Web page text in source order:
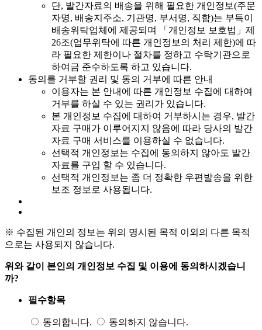
단, 발간자료의 배송을 위해 필요한 개인정보(주문
자명, 배송지주소, 기관명, 부서명, 직함)는 부득이
배송위탁업체에 제공되며 「개인정보 보호법」제
26조(업무위탁에 따른 개인정보의 처리 제한)에 따
라 필요한 제한이나 절차를 정하고 수탁기관으로
하여금 준수하도록 하고 있습니다.
동의를 거부할 권리 및 동의 거부에 따른 안내
이용자는 본 안내에 따른 개인정보 수집에 대하여
거부를 하실 수 있는 권리가 있습니다.
본 개인정보 수집에 대하여 거부하시는 경우, 발간
자료 구매가 이루어지지 않음에 따라 당사의 발간
자료 구매 서비스를 이용하실 수 없습니다.
선택적 개인정보는 수집에 동의하지 않아도 발간
자료를 구입 할 수 있습니다.
선택적 개인정보는 좀 더 정확한 우편발송을 위한
보조 정보로 사용됩니다.
※ 수집된 개인의 정보는 위의 명시된 목적 이외의 다른 목적
으로는 사용되지 않습니다.
위와 같이 본인의 개인정보 수집 및 이용에 동의하시겠습니
까?
필수항목
동의합니다. 동의하지 않습니다.